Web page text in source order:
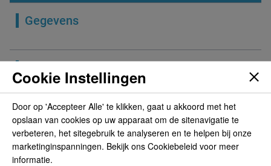
Gegevens
Meer
informatie
m-use
8717091763777
Ja Bulk
USB kabel, PD hogere wattages
Cookie Instellingen
Door op 'Accepteer Alle' te klikken, gaat u akkoord met het
opslaan van cookies op uw apparaat om de sitenavigatie te
verbeteren, het sitegebruik te analyseren en te helpen bij onze
marketinginspanningen. Bekijk ons Cookiebeleid voor meer
informatie.